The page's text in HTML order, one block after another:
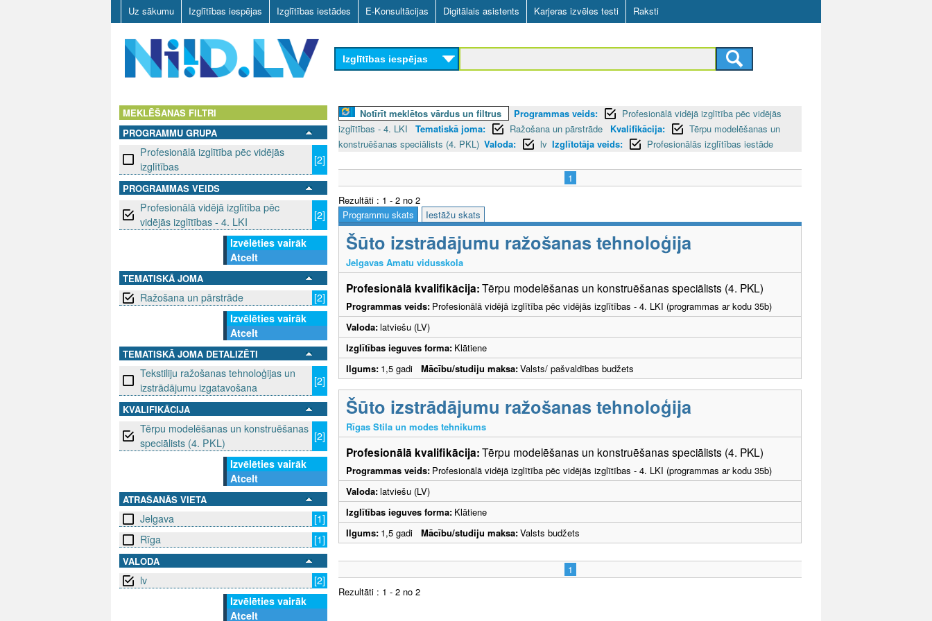
Skip
to
main
content
Uz sākumu Izglītības iespējas Izglītības iestādes E-Konsultācijas Digitālais asistents Karjeras izvēles testi Raksti
D
L
Izglītības iespējas
MEKLĒŠANAS FILTRI
PROGRAMMU GRUPA
Profesionālā izglītība pēc vidējās
izglītības
[2]
PROGRAMMAS VEIDS
Profesionālā vidējā izglītība pēc
vidējās izglītības - 4. LKI
[2]
Izvēlēties vairāk
Atcelt
TEMATISKĀ JOMA
Ražošana un pārstrāde
[2]
Izvēlēties vairāk
Atcelt
TEMATISKĀ JOMA DETALIZĒTI
Tekstiliju ražošanas tehnoloģijas un
izstrādājumu izgatavošana
[2]
KVALIFIKĀCIJA
Tērpu modelēšanas un konstruēšanas
speciālists (4. PKL)
[2]
Izvēlēties vairāk
Atcelt
ATRAŠANĀS VIETA
Jelgava
[1]
Rīga
[1]
VALODA
lv
[2]
Izvēlēties vairāk
Atcelt
Notīrīt meklētos vārdus un filtrus Programmas veids:
Profesionālā vidējā izglītība pēc vidējās
izglītības - 4. LKI
Tematiskā joma: Ražošana un pārstrāde Kvalifikācija:
Tērpu modelēšanas un
konstruēšanas speciālists (4. PKL) Valoda: lv Izglītotāja veids: Profesionālās izglītības iestāde
1
Rezultāti : 1 - 2 no 2
Programmu skats
Iestāžu skats
Šūto izstrādājumu ražošanas tehnoloģija
Jelgavas Amatu vidusskola
Profesionālā kvalifikācija:Tērpu modelēšanas un konstruēšanas speciālists (4. PKL)
Programmas veids: Profesionālā vidējā izglītība pēc vidējās izglītības - 4. LKI (programmas ar kodu 35b)
Valoda:latviešu (LV)
Izglītības ieguves forma: Klātiene
Ilgums: 1,5 gadi Mācību/studiju maksa:Valsts/ pašvaldības budžets
Šūto izstrādājumu ražošanas tehnoloģija
Rīgas Stila un modes tehnikums
Profesionālā kvalifikācija:Tērpu modelēšanas un konstruēšanas speciālists (4. PKL)
Programmas veids: Profesionālā vidējā izglītība pēc vidējās izglītības - 4. LKI (programmas ar kodu 35b)
Valoda:latviešu (LV)
Izglītības ieguves forma: Klātiene
Ilgums: 1,5 gadi Mācību/studiju maksa:Valsts budžets
1
Rezultāti : 1 - 2 no 2